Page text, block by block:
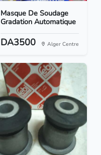
Masque De Soudage
Gradation Automatique
DA3500 Alger Centre